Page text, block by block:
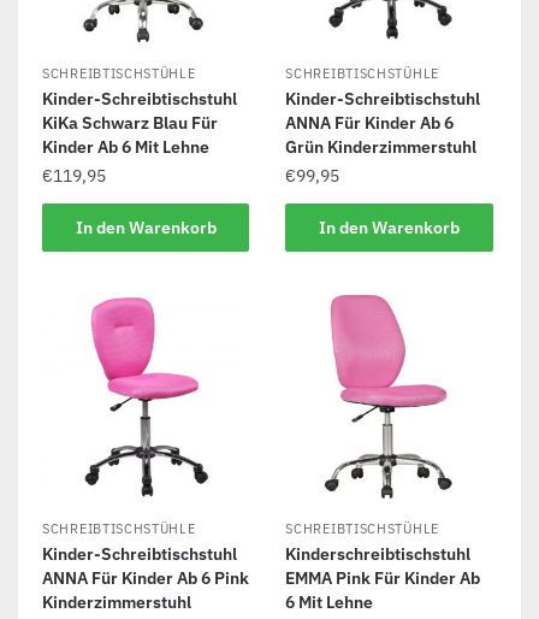
SCHREIBTISCHSTÜHLE
Kinder-Schreibtischstuhl
KiKa Schwarz Blau Für
Kinder Ab 6 Mit Lehne
€119,95
In den Warenkorb
SCHREIBTISCHSTÜHLE
Kinder-Schreibtischstuhl
ANNA Für Kinder Ab 6
Grün Kinderzimmerstuhl
€99,95
In den Warenkorb
SCHREIBTISCHSTÜHLE
Kinder-Schreibtischstuhl
ANNA Für Kinder Ab 6 Pink
Kinderzimmerstuhl
SCHREIBTISCHSTÜHLE
Kinderschreibtischstuhl
EMMA Pink Für Kinder Ab
6 Mit Lehne